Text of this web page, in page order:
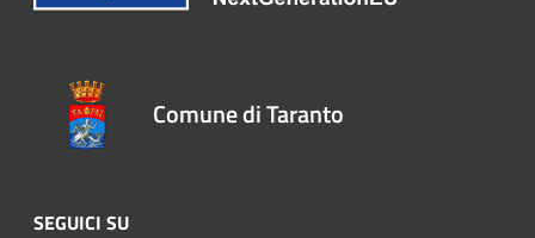
Comune di Taranto
SEGUICI SU